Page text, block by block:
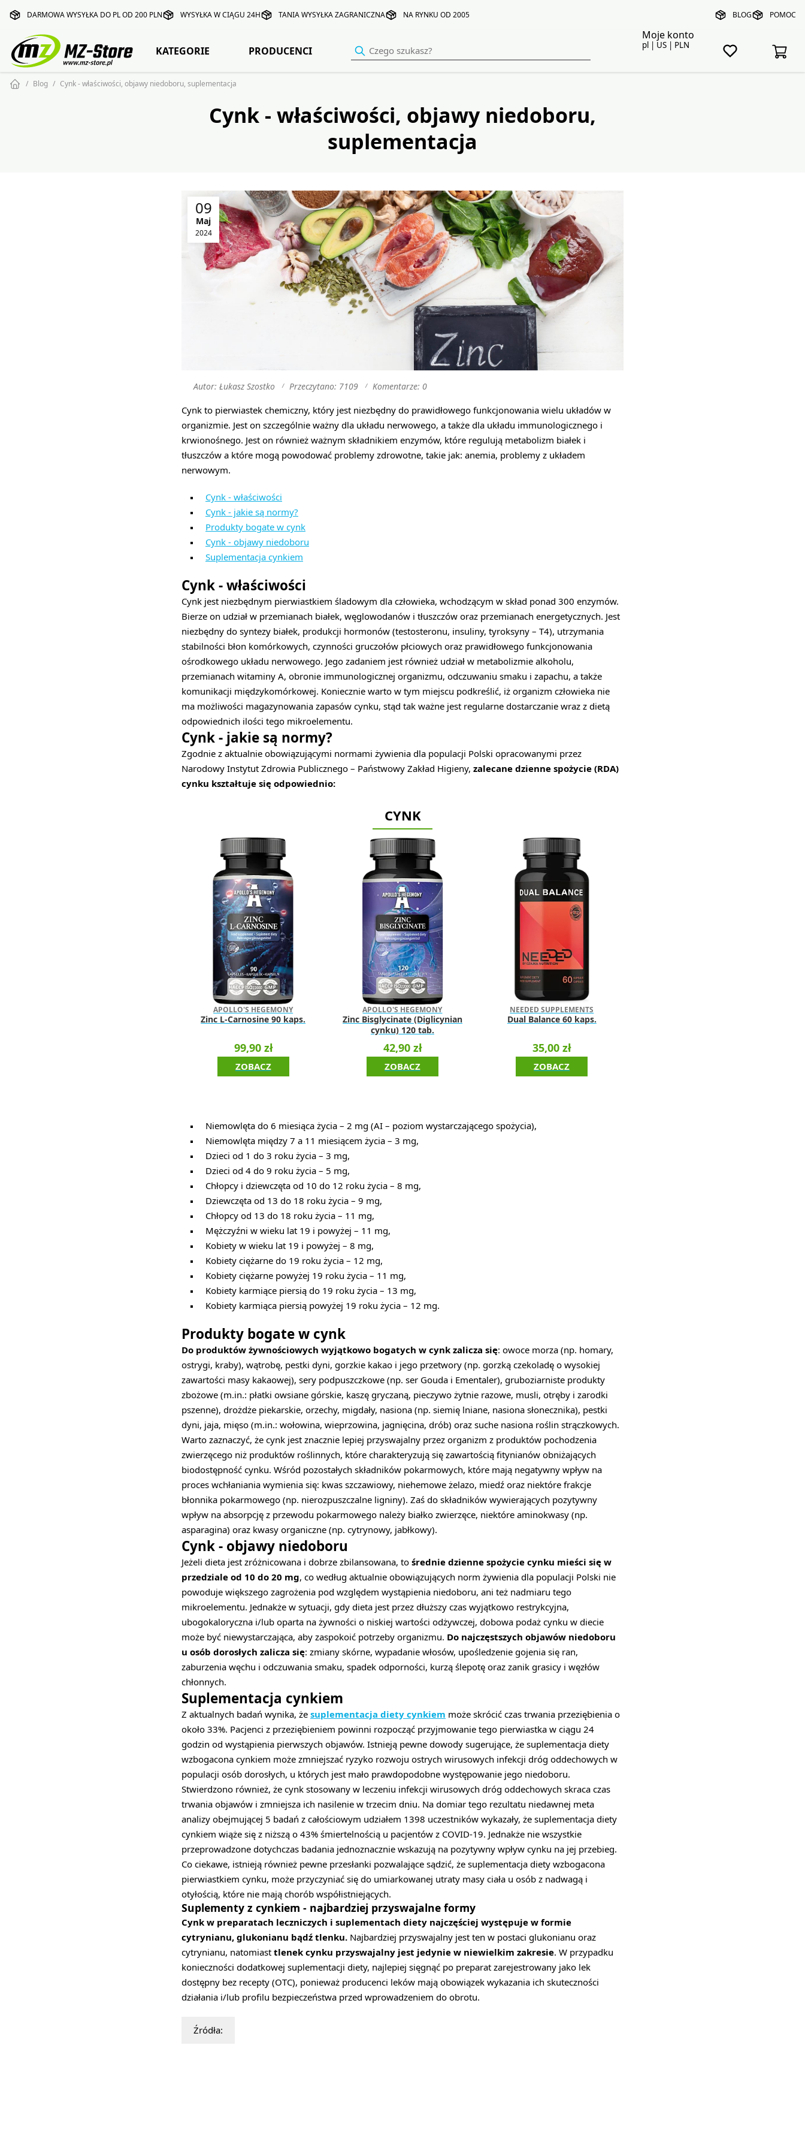
DARMOWA WYSYŁKA DO PL OD 200 PLN WYSYŁKA W CIĄGU 24H TANIA WYSYŁKA ZAGRANICZNA NA RYNKU OD 2005 BLOG POMOC
Moje konto
pl | US | PLN
KATEGORIE PRODUCENCI
Blog Cynk - właściwości, objawy niedoboru, suplementacja
Cynk - właściwości, objawy niedoboru,
suplementacja
09
Maj
2024
Autor: Łukasz Szostko Przeczytano: 7109 Komentarze: 0
Cynk to pierwiastek chemiczny, który jest niezbędny do prawidłowego funkcjonowania wielu układów w
organizmie. Jest on szczególnie ważny dla układu nerwowego, a także dla układu immunologicznego i
krwionośnego. Jest on również ważnym składnikiem enzymów, które regulują metabolizm białek i
tłuszczów a które mogą powodować problemy zdrowotne, takie jak: anemia, problemy z układem
nerwowym.
Cynk - właściwości
Cynk - jakie są normy?
Produkty bogate w cynk
Cynk - objawy niedoboru
Suplementacja cynkiem
Cynk - właściwości
Cynk jest niezbędnym pierwiastkiem śladowym dla człowieka, wchodzącym w skład ponad 300 enzymów.
Bierze on udział w przemianach białek, węglowodanów i tłuszczów oraz przemianach energetycznych. Jest
niezbędny do syntezy białek, produkcji hormonów (testosteronu, insuliny, tyroksyny – T4), utrzymania
stabilności błon komórkowych, czynności gruczołów płciowych oraz prawidłowego funkcjonowania
ośrodkowego układu nerwowego. Jego zadaniem jest również udział w metabolizmie alkoholu,
przemianach witaminy A, obronie immunologicznej organizmu, odczuwaniu smaku i zapachu, a także
komunikacji międzykomórkowej. Koniecznie warto w tym miejscu podkreślić, iż organizm człowieka nie
ma możliwości magazynowania zapasów cynku, stąd tak ważne jest regularne dostarczanie wraz z dietą
odpowiednich ilości tego mikroelementu.
Cynk - jakie są normy?
Zgodnie z aktualnie obowiązującymi normami żywienia dla populacji Polski opracowanymi przez
Narodowy Instytut Zdrowia Publicznego – Państwowy Zakład Higieny, zalecane dzienne spożycie (RDA)
cynku kształtuje się odpowiednio:
CYNK
APOLLO'S HEGEMONY
Zinc L-Carnosine 90 kaps.
99,90 zł
ZOBACZ
APOLLO'S HEGEMONY
Zinc Bisglycinate (Diglicynian
cynku) 120 tab.
42,90 zł
ZOBACZ
NEEDED SUPPLEMENTS
Dual Balance 60 kaps.
35,00 zł
ZOBACZ
Niemowlęta do 6 miesiąca życia – 2 mg (AI – poziom wystarczającego spożycia),
Niemowlęta między 7 a 11 miesiącem życia – 3 mg,
Dzieci od 1 do 3 roku życia – 3 mg,
Dzieci od 4 do 9 roku życia – 5 mg,
Chłopcy i dziewczęta od 10 do 12 roku życia – 8 mg,
Dziewczęta od 13 do 18 roku życia – 9 mg,
Chłopcy od 13 do 18 roku życia – 11 mg,
Mężczyźni w wieku lat 19 i powyżej – 11 mg,
Kobiety w wieku lat 19 i powyżej – 8 mg,
Kobiety ciężarne do 19 roku życia – 12 mg,
Kobiety ciężarne powyżej 19 roku życia – 11 mg,
Kobiety karmiące piersią do 19 roku życia – 13 mg,
Kobiety karmiąca piersią powyżej 19 roku życia – 12 mg.
Produkty bogate w cynk
Do produktów żywnościowych wyjątkowo bogatych w cynk zalicza się: owoce morza (np. homary,
ostrygi, kraby), wątrobę, pestki dyni, gorzkie kakao i jego przetwory (np. gorzką czekoladę o wysokiej
zawartości masy kakaowej), sery podpuszczkowe (np. ser Gouda i Ementaler), gruboziarniste produkty
zbożowe (m.in.: płatki owsiane górskie, kaszę gryczaną, pieczywo żytnie razowe, musli, otręby i zarodki
pszenne), drożdże piekarskie, orzechy, migdały, nasiona (np. siemię lniane, nasiona słonecznika), pestki
dyni, jaja, mięso (m.in.: wołowina, wieprzowina, jagnięcina, drób) oraz suche nasiona roślin strączkowych.
Warto zaznaczyć, że cynk jest znacznie lepiej przyswajalny przez organizm z produktów pochodzenia
zwierzęcego niż produktów roślinnych, które charakteryzują się zawartością fitynianów obniżających
biodostępność cynku. Wśród pozostałych składników pokarmowych, które mają negatywny wpływ na
proces wchłaniania wymienia się: kwas szczawiowy, niehemowe żelazo, miedź oraz niektóre frakcje
błonnika pokarmowego (np. nierozpuszczalne ligniny). Zaś do składników wywierających pozytywny
wpływ na absorpcję z przewodu pokarmowego należy białko zwierzęce, niektóre aminokwasy (np.
asparagina) oraz kwasy organiczne (np. cytrynowy, jabłkowy).
Cynk - objawy niedoboru
Jeżeli dieta jest zróżnicowana i dobrze zbilansowana, to średnie dzienne spożycie cynku mieści się w
przedziale od 10 do 20 mg , co według aktualnie obowiązujących norm żywienia dla populacji Polski nie
powoduje większego zagrożenia pod względem wystąpienia niedoboru, ani też nadmiaru tego
mikroelementu. Jednakże w sytuacji, gdy dieta jest przez dłuższy czas wyjątkowo restrykcyjna,
ubogokaloryczna i/lub oparta na żywności o niskiej wartości odżywczej, dobowa podaż cynku w diecie
może być niewystarczająca, aby zaspokoić potrzeby organizmu. Do najczęstszych objawów niedoboru
u osób dorosłych zalicza się: zmiany skórne, wypadanie włosów, upośledzenie gojenia się ran,
zaburzenia węchu i odczuwania smaku, spadek odporności, kurzą ślepotę oraz zanik grasicy i węzłów
chłonnych.
Suplementacja cynkiem
Z aktualnych badań wynika, że suplementacja diety cynkiem może skrócić czas trwania przeziębienia o
około 33%. Pacjenci z przeziębieniem powinni rozpocząć przyjmowanie tego pierwiastka w ciągu 24
godzin od wystąpienia pierwszych objawów. Istnieją pewne dowody sugerujące, że suplementacja diety
wzbogacona cynkiem może zmniejszać ryzyko rozwoju ostrych wirusowych infekcji dróg oddechowych w
populacji osób dorosłych, u których jest mało prawdopodobne występowanie jego niedoboru.
Stwierdzono również, że cynk stosowany w leczeniu infekcji wirusowych dróg oddechowych skraca czas
trwania objawów i zmniejsza ich nasilenie w trzecim dniu. Na domiar tego rezultatu niedawnej meta
analizy obejmującej 5 badań z całościowym udziałem 1398 uczestników wykazały, że suplementacja diety
cynkiem wiąże się z niższą o 43% śmiertelnością u pacjentów z COVID-19. Jednakże nie wszystkie
przeprowadzone dotychczas badania jednoznacznie wskazują na pozytywny wpływ cynku na jej przebieg.
Co ciekawe, istnieją również pewne przesłanki pozwalające sądzić, że suplementacja diety wzbogacona
pierwiastkiem cynku, może przyczyniać się do umiarkowanej utraty masy ciała u osób z nadwagą i
otyłością, które nie mają chorób współistniejących.
Suplementy z cynkiem - najbardziej przyswajalne formy
Cynk w preparatach leczniczych i suplementach diety najczęściej występuje w formie
cytrynianu, glukonianu bądź tlenku.
Najbardziej przyswajalny jest ten w postaci glukonianu oraz
cytrynianu, natomiast tlenek cynku przyswajalny jest jedynie w niewielkim zakresie . W przypadku
konieczności dodatkowej suplementacji diety, najlepiej sięgnąć po preparat zarejestrowany jako lek
dostępny bez recepty (OTC), ponieważ producenci leków mają obowiązek wykazania ich skuteczności
działania i/lub profilu bezpieczeństwa przed wprowadzeniem do obrotu.
Źródła: